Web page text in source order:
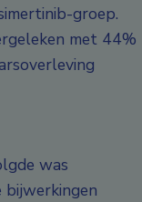
groep.
met 44%
was
bijwerkingen